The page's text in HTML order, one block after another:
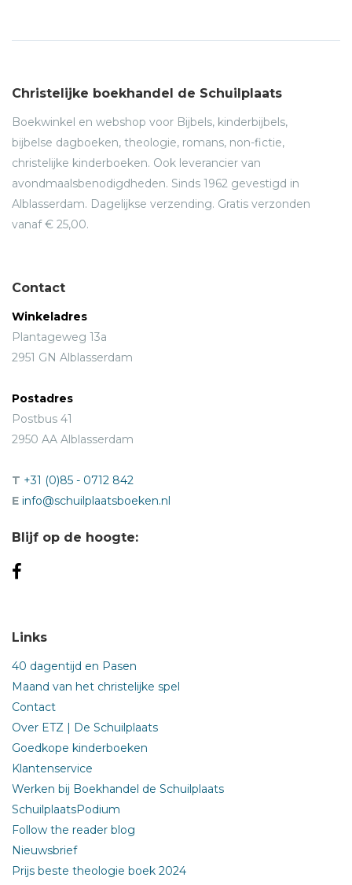
Christelijke boekhandel de Schuilplaats
Boekwinkel en webshop voor Bijbels, kinderbijbels,
bijbelse dagboeken, theologie, romans, non-fictie,
christelijke kinderboeken. Ook leverancier van
avondmaalsbenodigdheden. Sinds 1962 gevestigd in
Alblasserdam. Dagelijkse verzending. Gratis verzonden
vanaf € 25,00.
Contact
Winkeladres
Plantageweg 13a
2951 GN Alblasserdam
Postadres
Postbus 41
2950 AA Alblasserdam
T +31 (0)85 - 0712 842
E info@schuilplaatsboeken.nl
Blijf op de hoogte:
Links
40 dagentijd en Pasen
Maand van het christelijke spel
Contact
Over ETZ | De Schuilplaats
Goedkope kinderboeken
Klantenservice
Werken bij Boekhandel de Schuilplaats
SchuilplaatsPodium
Follow the reader blog
Nieuwsbrief
Prijs beste theologie boek 2024